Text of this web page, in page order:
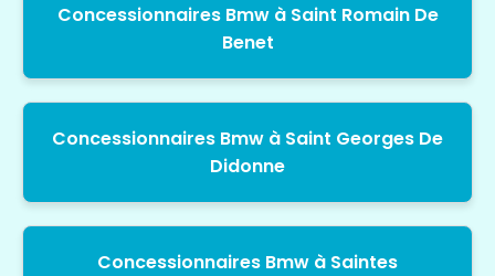
Concessionnaires Bmw à Saint Romain De
Benet
Concessionnaires Bmw à Saint Georges De
Didonne
Concessionnaires Bmw à Saintes